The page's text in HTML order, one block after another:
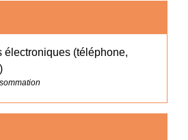
électroniques (téléphone,